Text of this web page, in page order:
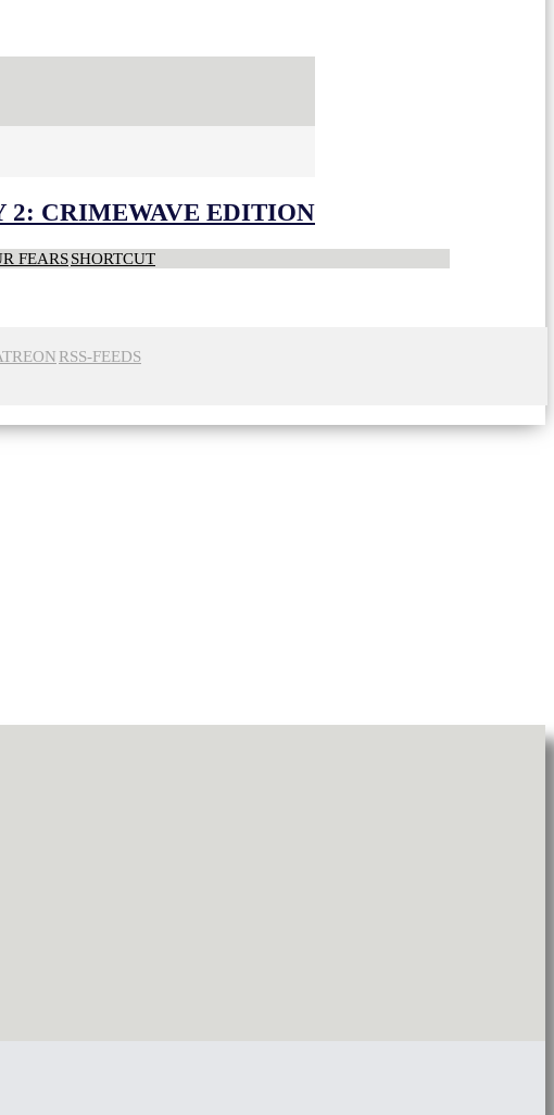
2: CRIMEWAVE EDITION
FEARSSHORTCUT
RSS-FEEDS